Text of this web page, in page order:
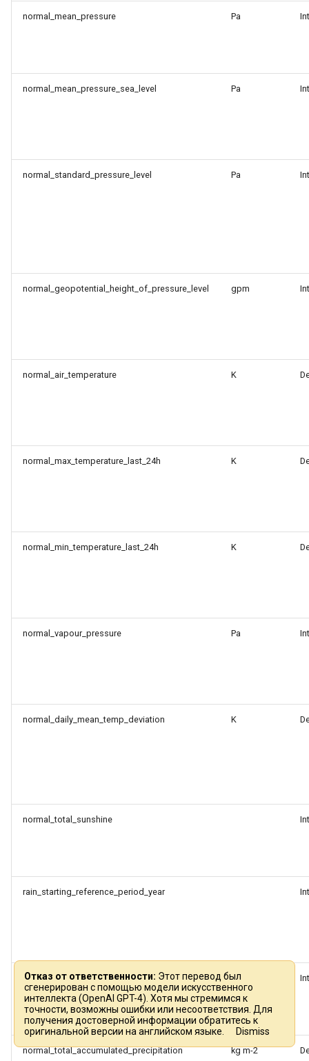
normal_mean_pressure Pa
normal_mean_pressure_sea_level Pa
normal_standard_pressure_level Pa
normal_geopotential_height_of_pressure_level gpm
normal_air_temperature K
normal_max_temperature_last_24h K
normal_min_temperature_last_24h K
normal_vapour_pressure Pa
normal_daily_mean_temp_deviation K
normal_total_sunshine
rain_starting_reference_period_year
rain_ending_reference_period_year
normal_total_accumulated_precipitation kg m-2
Отказ от ответственности: Этот перевод был
сгенерирован с помощью модели искусственного
интеллекта (OpenAI GPT-4). Хотя мы стремимся к
точности, возможны ошибки или несоответствия. Для
получения достоверной информации обратитесь к
оригинальной версии на английском языке.
Dismiss